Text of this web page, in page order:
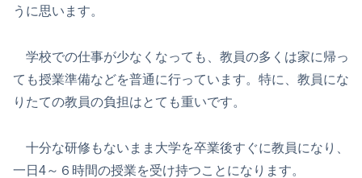
うに思います。
学校での仕事が少なくなっても、教員の多くは家に帰っ
ても授業準備などを普通に行っています。特に、教員にな
りたての教員の負担はとても重いです。
十分な研修もないまま大学を卒業後すぐに教員になり、
一日4～６時間の授業を受け持つことになります。